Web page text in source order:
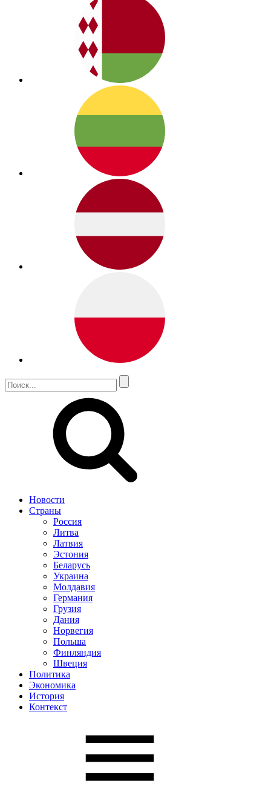
Новости
Страны
Россия
Литва
Латвия
Эстония
Беларусь
Украина
Молдавия
Германия
Грузия
Дания
Норвегия
Польша
Финляндия
Швеция
Политика
Экономика
История
Контекст